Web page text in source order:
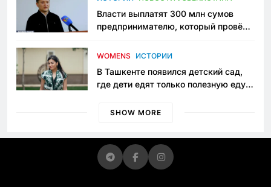
Власти выплатят 300 млн сумов
предпринимателю, который провёл
приговору
WOMENS ИСТОРИИ
В Ташкенте появился детский сад,
где дети едят только полезную еду.
просить «кашу без сахара»
SHOW MORE